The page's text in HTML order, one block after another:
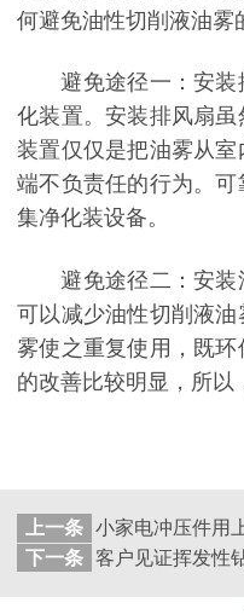
何避免油性切削液油雾
避免途径一：安
化装置。安装排风扇
装置仅仅是把油雾从
端不负责任的行为。
集净化装设备。
避免途径 二：安
可以减少油性切削液
雾使之重复使用，既
的改善比较明显，所以
上一条
下一条